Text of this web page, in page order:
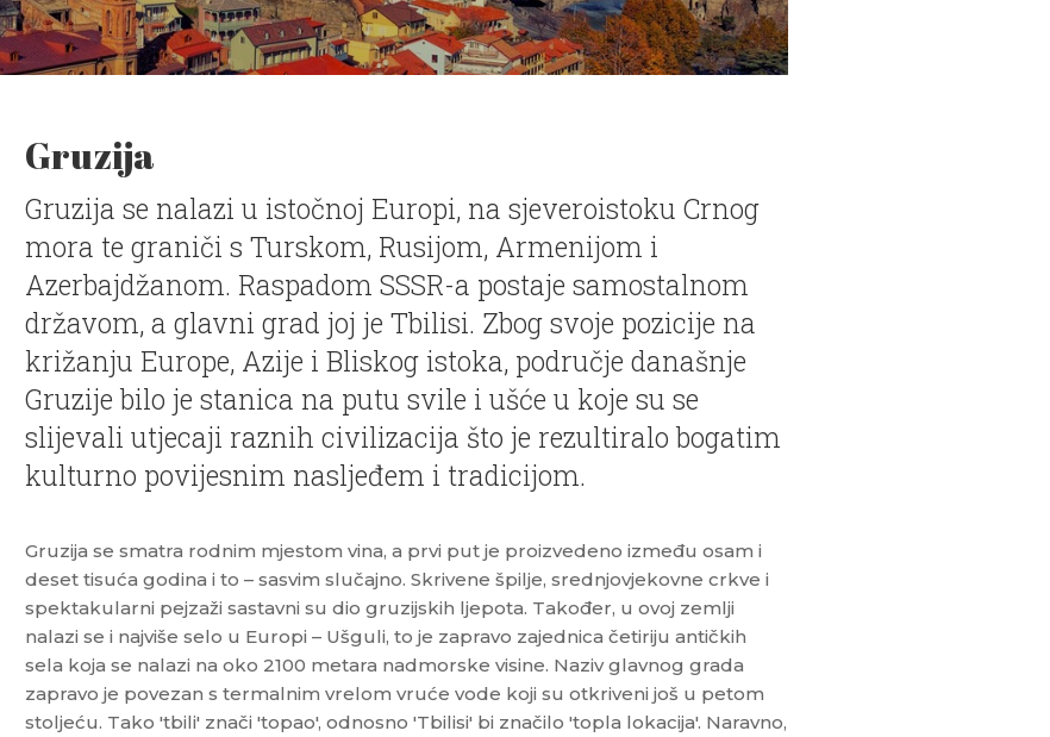
Gruzija
Gruzija se nalazi u istočnoj Europi, na sjeveroistoku Crnog
mora te graniči s Turskom, Rusijom, Armenijom i
Azerbajdžanom. Raspadom SSSR-a postaje samostalnom
državom, a glavni grad joj je Tbilisi. Zbog svoje pozicije na
križanju Europe, Azije i Bliskog istoka, područje današnje
Gruzije bilo je stanica na putu svile i ušće u koje su se
slijevali utjecaji raznih civilizacija što je rezultiralo bogatim
kulturno povijesnim nasljeđem i tradicijom.
Gruzija se smatra rodnim mjestom vina, a prvi put je proizvedeno između osam i
deset tisuća godina i to – sasvim slučajno. Skrivene špilje, srednjovjekovne crkve i
spektakularni pejzaži sastavni su dio gruzijskih ljepota. Također, u ovoj zemlji
nalazi se i najviše selo u Europi – Ušguli, to je zapravo zajednica četiriju antičkih
sela koja se nalazi na oko 2100 metara nadmorske visine. Naziv glavnog grada
zapravo je povezan s termalnim vrelom vruće vode koji su otkriveni još u petom
stoljeću. Tako 'tbili' znači 'topao', odnosno 'Tbilisi' bi značilo 'topla lokacija'. Naravno,